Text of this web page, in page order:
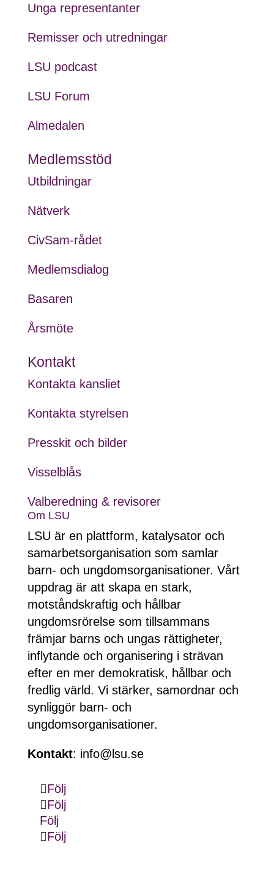
Unga representanter
Remisser och utredningar
LSU podcast
LSU Forum
Almedalen
Medlemsstöd
Utbildningar
Nätverk
CivSam-rådet
Medlemsdialog
Basaren
Årsmöte
Kontakt
Kontakta kansliet
Kontakta styrelsen
Presskit och bilder
Visselblås
Valberedning & revisorer
Om LSU
LSU är en plattform, katalysator och
samarbetsorganisation som samlar
barn- och ungdomsorganisationer. Vårt
uppdrag är att skapa en stark,
motståndskraftig och hållbar
ungdomsrörelse som tillsammans
främjar barns och ungas rättigheter,
inflytande och organisering i strävan
efter en mer demokratisk, hållbar och
fredlig värld. Vi stärker, samordnar och
synliggör barn- och
ungdomsorganisationer.
Kontakt: info@lsu.se
Följ
Följ
Följ
Följ